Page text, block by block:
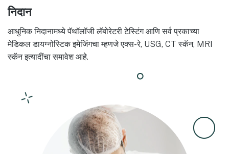
निदान
आधुनिक निदानामध्ये पॅथॉलॉजी लॅबोरेटरी टेस्टिंग आणि सर्व प्रकाच्या
मेडिकल डायग्नोस्टिक इमेजिंगचा म्हणजे एक्स-रे, USG, CT स्कॅन, MRI
स्कॅन इत्यादींचा समावेश आहे.